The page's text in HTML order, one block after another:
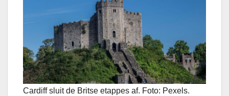
Cardiff sluit de Britse etappes af. Foto: Pexels.